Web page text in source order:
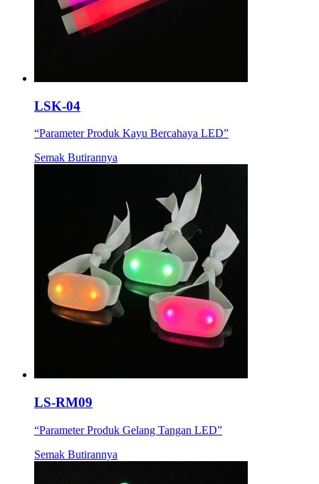
LSK-04
“Parameter Produk Kayu Bercahaya LED”
Semak Butirannya
LS-RM09
“Parameter Produk Gelang Tangan LED”
Semak Butirannya